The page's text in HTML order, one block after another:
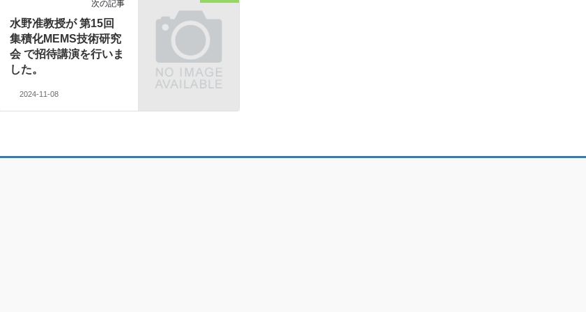
次の記事
水野准教授が 第15回
集積化MEMS技術研究
会 で招待講演を行いま
した。
2024-11-08